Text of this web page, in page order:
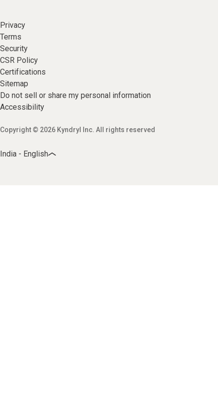
Privacy
Terms
Security
CSR Policy
Certifications
Sitemap
Do not sell or share my personal information
Accessibility
Copyright © 2026 Kyndryl Inc. All rights reserved
India - English